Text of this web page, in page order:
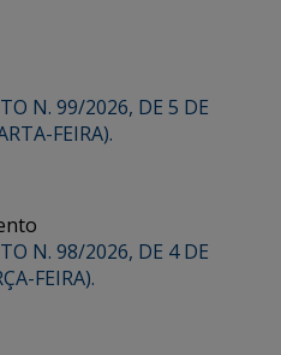
N. 99/2026, DE 5 DE
FEIRA).
N. 98/2026, DE 4 DE
FEIRA).